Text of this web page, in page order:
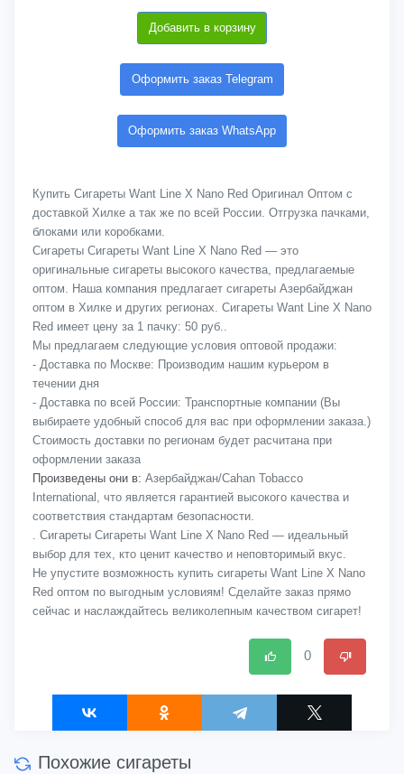
Добавить в корзину
Оформить заказ Telegram
Оформить заказ WhatsApp
Купить Сигареты Want Line X Nano Red Оригинал Оптом с
доставкой Хилке а так же по всей России. Отгрузка пачками,
блоками или коробками.
Сигареты Сигареты Want Line X Nano Red — это
оригинальные сигареты высокого качества, предлагаемые
оптом. Наша компания предлагает сигареты Азербайджан
оптом в Хилке и других регионах. Сигареты Want Line X Nano
Red имеет цену за 1 пачку: 50 руб..
Мы предлагаем следующие условия оптовой продажи:
- Доставка по Москве: Производим нашим курьером в
течении дня
- Доставка по всей России: Транспортные компании (Вы
выбираете удобный способ для вас при оформлении заказа.)
Стоимость доставки по регионам будет расчитана при
оформлении заказа
Произведены они в: Азербайджан/Cahan Tobacco
International, что является гарантией высокого качества и
соответствия стандартам безопасности.
. Сигареты Сигареты Want Line X Nano Red — идеальный
выбор для тех, кто ценит качество и неповторимый вкус.
Не упустите возможность купить сигареты Want Line X Nano
Red оптом по выгодным условиям! Сделайте заказ прямо
сейчас и наслаждайтесь великолепным качеством сигарет!
0
Похожие сигареты